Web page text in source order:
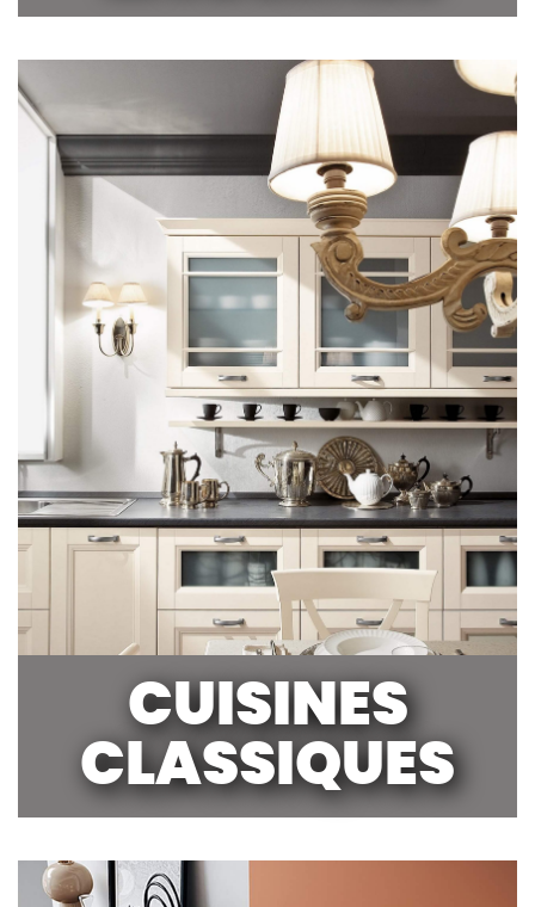
CUISINES
CLASSIQUES